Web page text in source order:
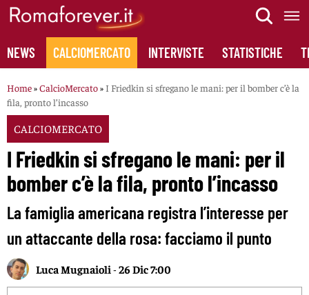
Skip
content
NEWS CALCIOMERCATO INTERVISTE STATISTICHE
Home»CalcioMercato» I Friedkin si sfregano le mani: per il bomber c’è la
fila, pronto l’incasso
CALCIOMERCATO
I Friedkin si sfregano le mani: per il
bomber c’è la fila, pronto l’incasso
La famiglia americana registra l’interesse per
un attaccante della rosa: facciamo il punto
Luca Mugnaioli -26 Dic 7:00